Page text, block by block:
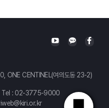
ONE CENTINEL(여의도동 23-2)
Tel : 02-3775-9000